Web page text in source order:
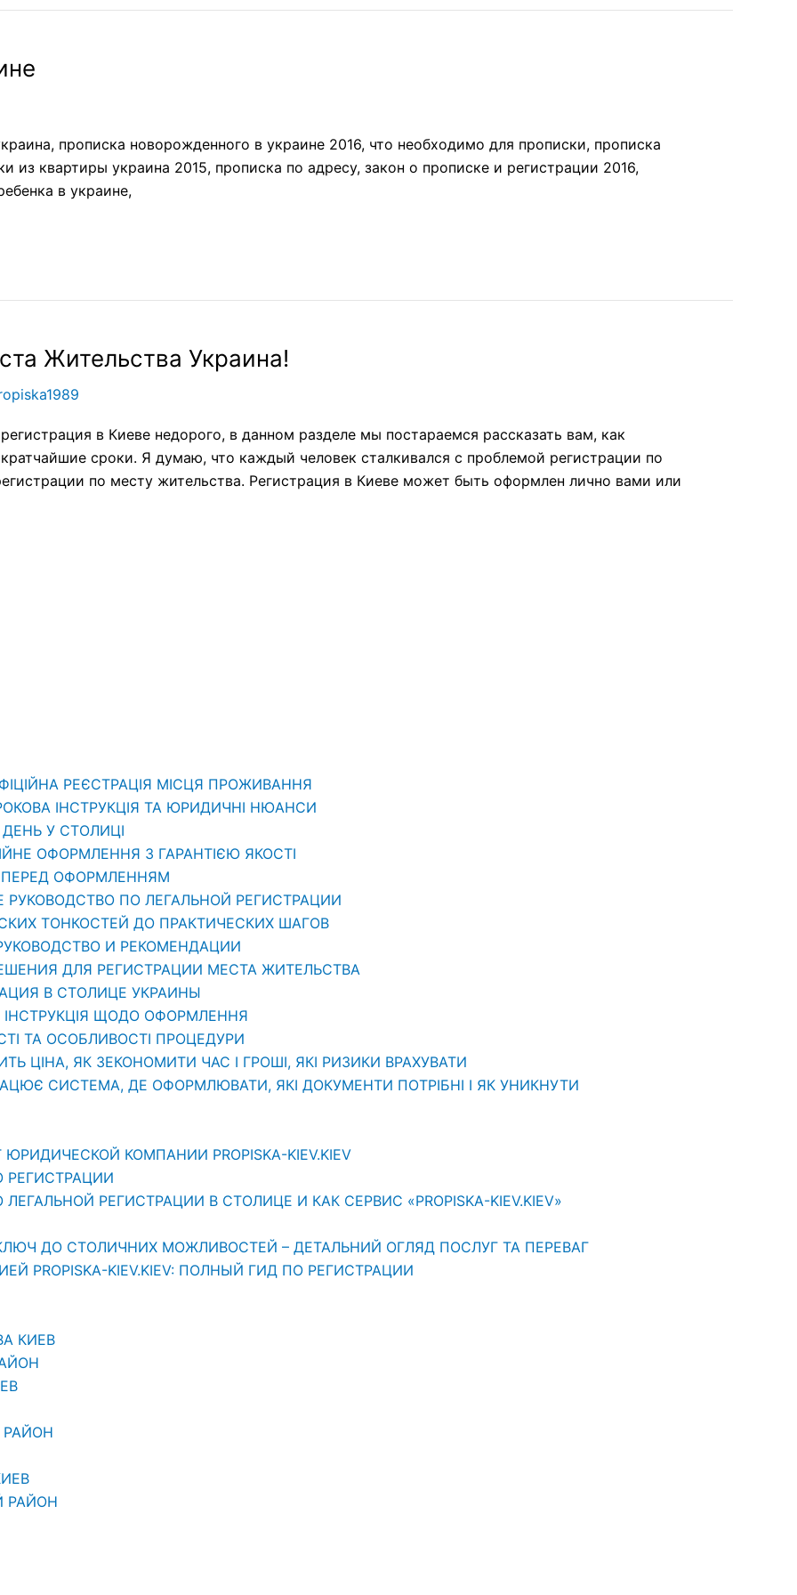
прописка новорожденного в украине 2016, что необходимо для прописки, прописка
из квартиры украина 2015, прописка по адресу, закон о прописке и регистрации 2016,
в украине,
Жительства Украина!
в Киеве недорого, в данном разделе мы постараемся рассказать вам, как
сроки. Я думаю, что каждый человек сталкивался с проблемой регистрации по
по месту жительства. Регистрация в Киеве может быть оформлен лично вами или
РЕЄСТРАЦІЯ МІСЦЯ ПРОЖИВАННЯ
ІНСТРУКЦІЯ ТА ЮРИДИЧНІ НЮАНСИ
ДЕНЬ У СТОЛИЦІ
ОФОРМЛЕННЯ З ГАРАНТІЄЮ ЯКОСТІ
ПЕРЕД ОФОРМЛЕННЯМ
ПО ЛЕГАЛЬНОЙ РЕГИСТРАЦИИ
ТОНКОСТЕЙ ДО ПРАКТИЧЕСКИХ ШАГОВ
И РЕКОМЕНДАЦИИ
ДЛЯ РЕГИСТРАЦИИ МЕСТА ЖИТЕЛЬСТВА
В СТОЛИЦЕ УКРАИНЫ
ІНСТРУКЦІЯ ЩОДО ОФОРМЛЕННЯ
ТА ОСОБЛИВОСТІ ПРОЦЕДУРИ
ЦІНА, ЯК ЗЕКОНОМИТИ ЧАС І ГРОШІ, ЯКІ РИЗИКИ ВРАХУВАТИ
СИСТЕМА, ДЕ ОФОРМЛЮВАТИ, ЯКІ ДОКУМЕНТИ ПОТРІБНІ І ЯК УНИКНУТИ
КОМПАНИИ PROPISKA-KIEV.KIEV
РЕГИСТРАЦИИ
РЕГИСТРАЦИИ В СТОЛИЦЕ И КАК СЕРВИС «PROPISKA-KIEV.KIEV»
КЛЮЧ ДО СТОЛИЧНИХ МОЖЛИВОСТЕЙ – ДЕТАЛЬНИЙ ОГЛЯД ПОСЛУГ ТА ПЕРЕВАГ
KIEV.KIEV: ПОЛНЫЙ ГИД ПО РЕГИСТРАЦИИ
КИЕВ
РАЙОН